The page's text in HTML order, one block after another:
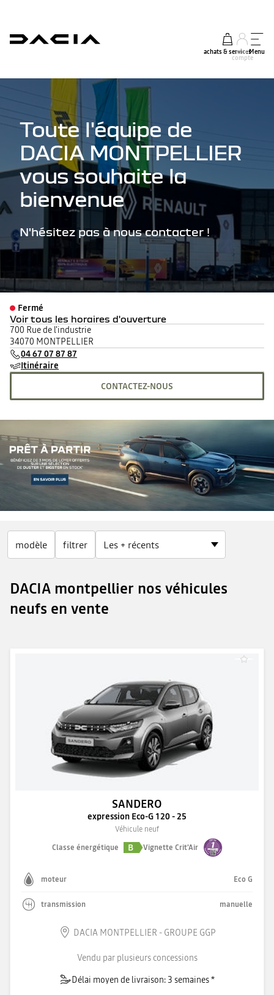
achats & services
mon
compte
Menu
Toute l'équipe de
DACIA MONTPELLIER
vous souhaite la
bienvenue
N'hésitez pas à nous contacter !
Fermé
Voir tous les horaires d'ouverture
lundi
mardi
mercredi
jeudi
vendredi
08:00 - 19:00
08:30 - 12:00
dimanche
Fermé
700 Rue de l'industrie
34070 MONTPELLIER
04 67 07 87 87
Itinéraire
CONTACTEZ-NOUS
modèle filtrer
DACIA montpellier nos véhicules
neufs en vente
SANDERO
expression Eco-G 120 - 25
Véhicule neuf
Classe énergétique
B Vignette Crit'Air
moteur Eco G
transmission manuelle
DACIA MONTPELLIER - GROUPE GGP
Vendu par plusieurs concessions
Délai moyen de livraison: 3 semaines *